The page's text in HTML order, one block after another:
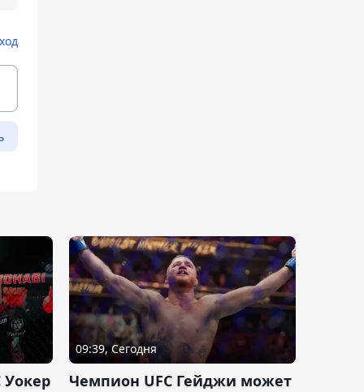
Уокер
09:39, Сегодня
Чемпион UFC Гейджи может